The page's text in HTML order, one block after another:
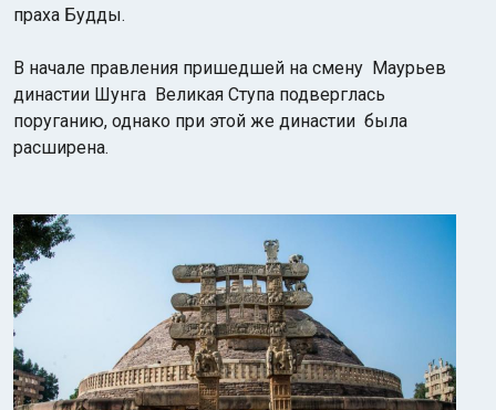
праха Будды.
В начале правления пришедшей на смену Маурьев
династии Шунга Великая Ступа подверглась
поруганию, однако при этой же династии была
расширена.